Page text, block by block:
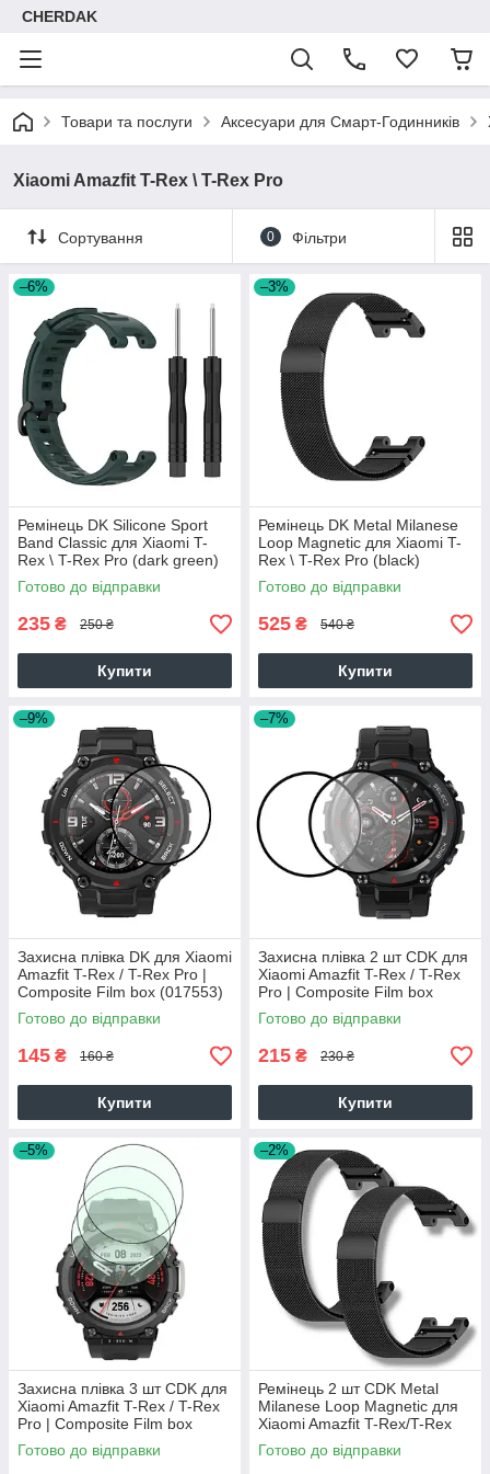
CHERDAK
Товари та послуги Аксесуари для Смарт-Годинників
Xiaomi Amazfit T-Rex \ T-Rex Pro
Сортування 0 Фільтри
–6%
Ремінець DK Silicone Sport
Band Classic для Xiaomi T-
Rex \ T-Rex Pro (dark green)
Готово до відправки
235 ₴ 250 ₴
Купити
–3%
Ремінець DK Metal Milanese
Loop Magnetic для Xiaomi T-
Rex \ T-Rex Pro (black)
Готово до відправки
525 ₴ 540 ₴
Купити
–9%
Захисна плівка DK для Xiaomi
Amazfit T-Rex / T-Rex Pro |
Composite Film box (017553)
(black)
Готово до відправки
145 ₴ 160 ₴
Купити
–7%
Захисна плівка 2 шт CDK для
Xiaomi Amazfit T-Rex / T-Rex
Pro | Composite Film box
(017553) (black)
Готово до відправки
215 ₴ 230 ₴
Купити
–5%
Захисна плівка 3 шт CDK для
Xiaomi Amazfit T-Rex / T-Rex
Pro | Composite Film box
(017553) (black)
Готово до відправки
–2%
Ремінець 2 шт CDK Metal
Milanese Loop Magnetic для
Xiaomi Amazfit T-Rex/T-Rex
Pro (012594) (black)
Готово до відправки